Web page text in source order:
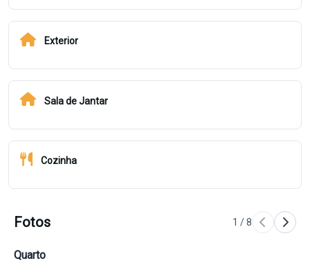
Exterior
Sala de Jantar
Cozinha
Fotos 1 /8
Quarto